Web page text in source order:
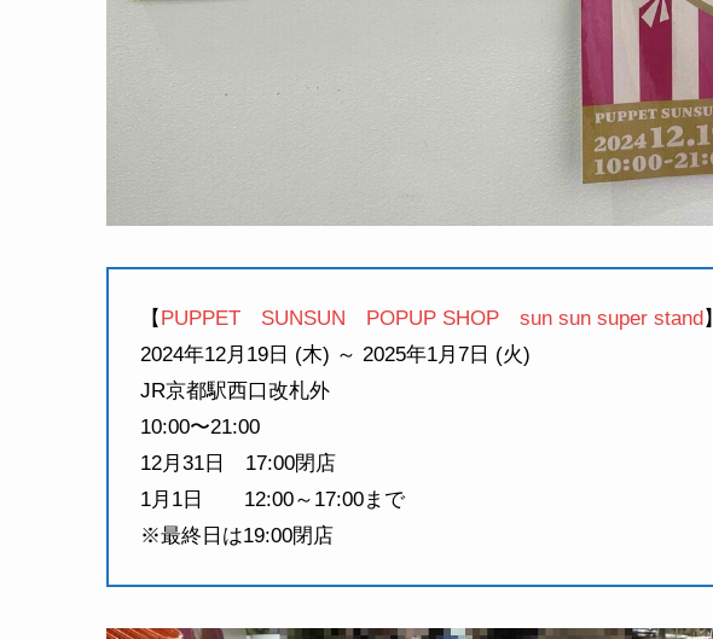
【 PUPPET SUNSUN POPUP SHOP sun sun super stand】
2024年12月19日 (木) ～ 2025年1月7日 (火)
JR京都駅西口改札外
10:00〜21:00
12月31日 17:00閉店
1月1日 12:00～17:00まで
※最終日は19:00閉店